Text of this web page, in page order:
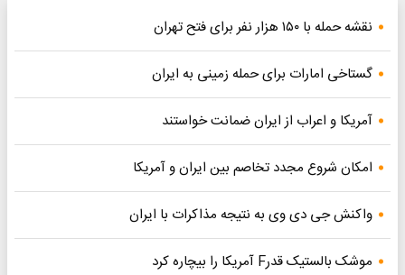
نقشه حمله با ۱۵۰ هزار نفر برای فتح تهران
گستاخی امارات برای حمله زمینی به ایران
آمریکا و اعراب از ایران ضمانت خواستند
امکان شروع مجدد تخاصم‌ بین ایران و آمریکا
واکنش جی دی وی به نتیجه مذاکرات با ایران
موشک بالستیک قدرF آمریکا را بیچاره کرد